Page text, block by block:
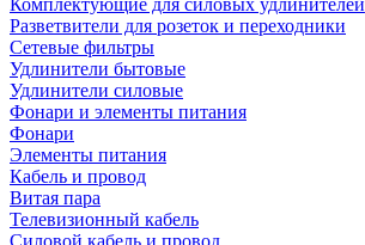
Комплектующие для силовых удлинителей
Разветвители для розеток и переходники
Сетевые фильтры
Удлинители бытовые
Удлинители силовые
Фонари и элементы питания
Фонари
Элементы питания
Кабель и провод
Витая пара
Телевизионный кабель
Силовой кабель и провод